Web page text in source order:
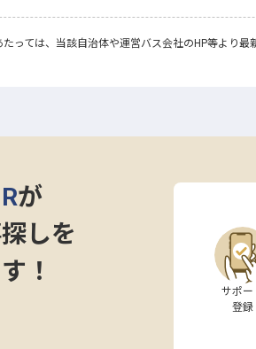
たっては、当該自治体や運営バス会社のHP等より最
が
しを
！
サポー
登録